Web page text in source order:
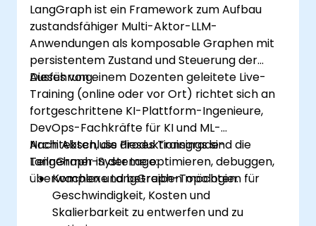
LangGraph ist ein Framework zum Aufbau
zustandsfähiger Multi-Aktor-LLM-
Anwendungen als komposable Graphen mit
persistentem Zustand und Steuerung der
Ausführung.
Dieses von einem Dozenten geleitete Live-
Training (online oder vor Ort) richtet sich an
fortgeschrittene KI-Plattform-Ingenieure,
DevOps-Fachkräfte für KI und ML-
Architekten, die Produktionsgrade-
LangGraph-Systeme optimieren, debuggen,
überwachen und betreiben möchten.
Nach Abschluss dieses Trainings sind die
Teilnehmer in der Lage:
Komplexe LangGraph-Topologien für
Geschwindigkeit, Kosten und
Skalierbarkeit zu entwerfen und zu